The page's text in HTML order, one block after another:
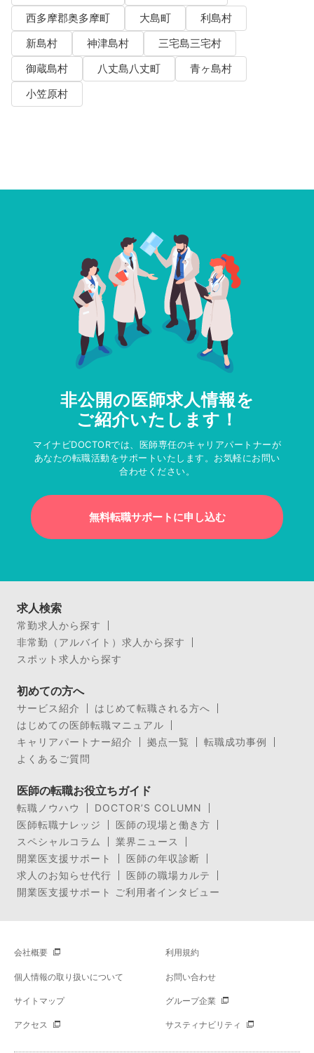
西多摩郡奥多摩町
大島町
利島村
新島村
神津島村
三宅島三宅村
御蔵島村
八丈島八丈町
青ヶ島村
小笠原村
非公開の医師求人情報を
ご紹介いたします！
マイナビDOCTORでは、医師専任のキャリアパートナーが
あなたの転職活動をサポートいたします。お気軽にお問い
合わせください。
無料転職サポートに申し込む
求人検索
常勤求人から探す
非常勤（アルバイト）求人から探す
スポット求人から探す
初めての方へ
サービス紹介
はじめて転職される方へ
はじめての医師転職マニュアル
キャリアパートナー紹介
拠点一覧
転職成功事例
よくあるご質問
医師の転職お役立ちガイド
転職ノウハウ
DOCTOR’S COLUMN
医師転職ナレッジ
医師の現場と働き方
スペシャルコラム
業界ニュース
開業医支援サポート
医師の年収診断
求人のお知らせ代行
医師の職場カルテ
開業医支援サポート ご利用者インタビュー
会社概要 利用規約
個人情報の取り扱いについて お問い合わせ
サイトマップ グループ企業
アクセス サスティナビリティ